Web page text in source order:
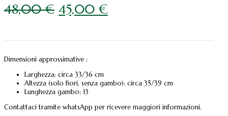
48,00€ Il
era:
48,00 €.
45,00 €
Dimensioni approssimative :
Larghezza: circa 33/36 cm
Altezza (solo fiori, senza gambo): circa 35/39 cm
Lunghezza gambo: 13
Contattaci tramite whatsApp per ricevere maggiori informazioni.